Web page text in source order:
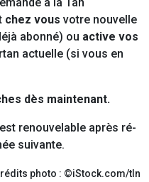
à la Tan
chez vous votre nouvelle
abonné) ou active vos
actuelle (si vous en
dès maintenant.
renouvelable après ré-
suivante.
photo : ©iStock.com/tln